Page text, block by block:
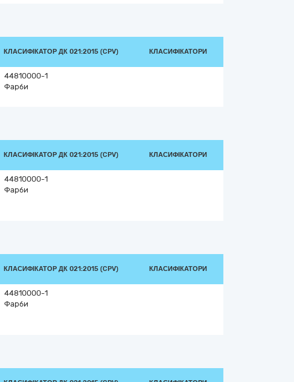
КЛАСИФІКАТОР ДК 021:2015 (CPV) КЛАСИФІКАТОРИ
44810000-1
Фарби
КЛАСИФІКАТОР ДК 021:2015 (CPV) КЛАСИФІКАТОРИ
44810000-1
Фарби
КЛАСИФІКАТОР ДК 021:2015 (CPV) КЛАСИФІКАТОРИ
44810000-1
Фарби